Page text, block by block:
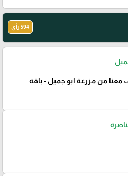
594 رأي
معنا من مزرعة ابو جميل - باقة